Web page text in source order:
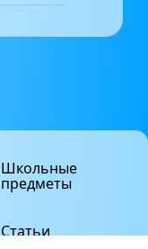
Школьные
предметы
Статьи